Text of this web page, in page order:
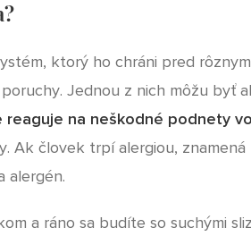
ktorý ho chráni pred
Jednou z nich môžu byť
reaguje na neškodné podnety
Ak človek trpí alergiou,
alergén.
a ráno sa budíte so suchými